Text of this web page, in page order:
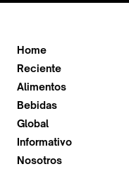
Home
Reciente
Alimentos
Bebidas
Global
Informativo
Nosotros